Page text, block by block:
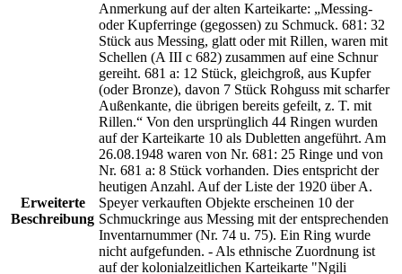
Erweiterte
Beschreibung
Anmerkung auf der alten Karteikarte: „Messing-
oder Kupferringe (gegossen) zu Schmuck. 681: 32
Stück aus Messing, glatt oder mit Rillen, waren mit
Schellen (A III c 682) zusammen auf eine Schnur
gereiht. 681 a: 12 Stück, gleichgroß, aus Kupfer
(oder Bronze), davon 7 Stück Rohguss mit scharfer
Außenkante, die übrigen bereits gefeilt, z. T. mit
Rillen.“ Von den ursprünglich 44 Ringen wurden
auf der Karteikarte 10 als Dubletten angeführt. Am
26.08.1948 waren von Nr. 681: 25 Ringe und von
Nr. 681 a: 8 Stück vorhanden. Dies entspricht der
heutigen Anzahl. Auf der Liste der 1920 über A.
Speyer verkauften Objekte erscheinen 10 der
Schmuckringe aus Messing mit der entsprechenden
Inventarnummer (Nr. 74 u. 75). Ein Ring wurde
nicht aufgefunden. - Als ethnische Zuordnung ist
auf der kolonialzeitlichen Karteikarte "Ngili